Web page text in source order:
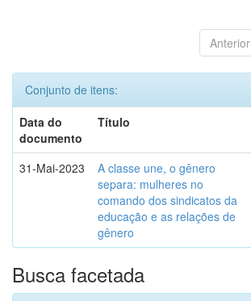
Anterior
Conjunto de itens:
Data do
documento
Título
31-Mai-2023
A classe une, o gênero
separa: mulheres no
comando dos sindicatos da
educação e as relações de
gênero
Busca facetada